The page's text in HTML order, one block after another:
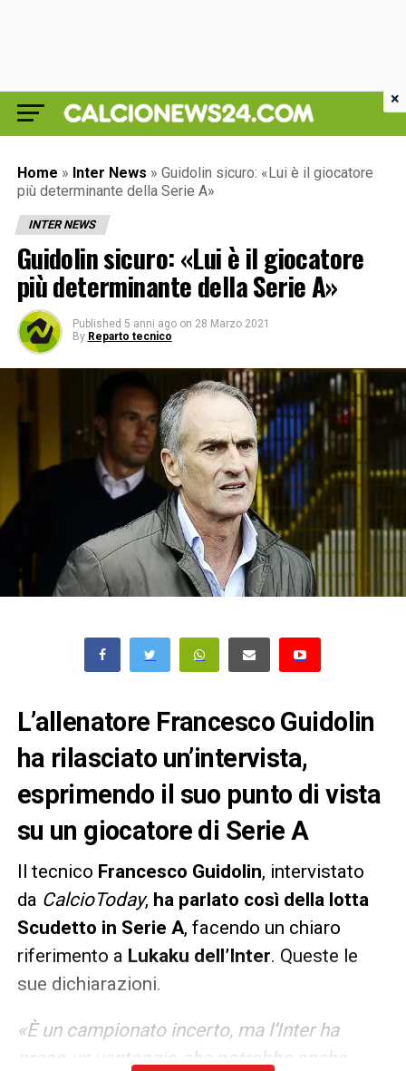
Home » Inter News » Guidolin sicuro: «Lui è il giocatore
più determinante della Serie A»
INTER NEWS
Guidolin sicuro: «Lui è il giocatore
più determinante della Serie A»
Published 5 anni ago on 28 Marzo 2021
By Reparto tecnico
L’allenatore Francesco Guidolin
ha rilasciato un’intervista,
esprimendo il suo punto di vista
su un giocatore di Serie A
Il tecnico Francesco Guidolin, intervistato
da CalcioToday, ha parlato così della lotta
Scudetto in Serie A, facendo un chiaro
riferimento a Lukaku dell’Inter. Queste le
sue dichiarazioni.
«È un campionato incerto, ma l’Inter ha
preso un vantaggio che potrebbe anche
×